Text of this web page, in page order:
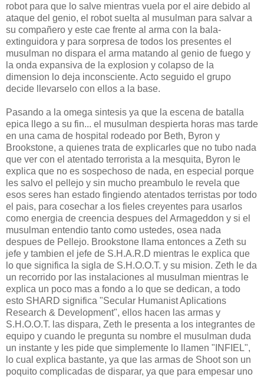
robot para que lo salve mientras vuela por el aire debido al
ataque del genio, el robot suelta al musulman para salvar a
su compañero y este cae frente al arma con la bala-
extinguidora y para sorpresa de todos los presentes el
musulman no dispara el arma matando al genio de fuego y
la onda expansiva de la explosion y colapso de la
dimension lo deja inconsciente. Acto seguido el grupo
decide llevarselo con ellos a la base.
Pasando a la omega sintesis ya que la escena de batalla
epica llego a su fin... el musulman despierta horas mas tarde
en una cama de hospital rodeado por Beth, Byron y
Brookstone, a quienes trata de explicarles que no tubo nada
que ver con el atentado terrorista a la mesquita, Byron le
explica que no es sospechoso de nada, en especial porque
les salvo el pellejo y sin mucho preambulo le revela que
esos seres han estado fingiendo atentados terristas por todo
el pais, para cosechar a los fieles creyentes para usarlos
como energia de creencia despues del Armageddon y si el
musulman entendio tanto como ustedes, osea nada
despues de Pellejo. Brookstone llama entonces a Zeth su
jefe y tambien el jefe de S.H.A.R.D mientras le explica que
lo que significa la sigla de S.H.O.O.T. y su mision. Zeth le da
un recorrido por las instalaciones al musulman mientras le
explica un poco mas a fondo a lo que se dedican, a todo
esto SHARD significa "Secular Humanist Aplications
Research & Development", ellos hacen las armas y
S.H.O.O.T. las dispara, Zeth le presenta a los integrantes de
equipo y cuando le pregunta su nombre el musulman duda
un instante y les pide que simplemente lo llamen "INFIEL",
lo cual explica bastante, ya que las armas de Shoot son un
poquito complicadas de disparar, ya que para empesar uno